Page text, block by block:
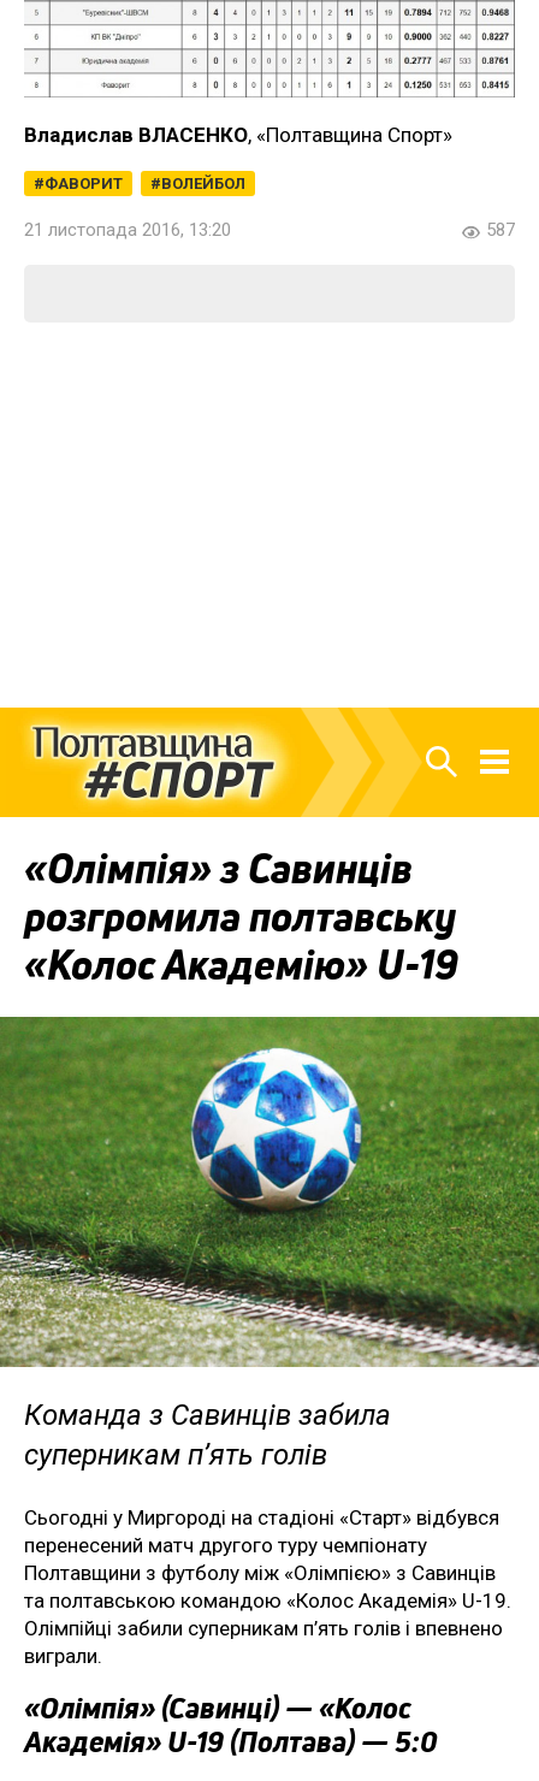
Владислав ВЛАСЕНКО, «Полтавщина Спорт»
ФАВОРИТ ВОЛЕЙБОЛ
21 листопада 2016, 13:20 587
«Олімпія» з Савинців
розгромила полтавську
«Колос Академію» U-19
Команда з Савинців забила
суперникам п’ять голів
Сьогодні у Миргороді на стадіоні «Старт» відбувся
перенесений матч другого туру чемпіонату
Полтавщини з футболу між «Олімпією» з Савинців
та полтавською командою «Колос Академія» U-19.
Олімпійці забили суперникам п’ять голів і впевнено
виграли.
«Олімпія» (Савинці) — «Колос
Академія» U-19 (Полтава) — 5:0